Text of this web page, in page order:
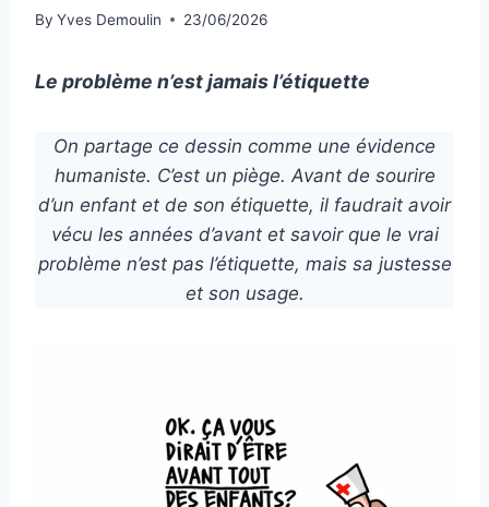
By Yves Demoulin 23/06/2026
Le problème n’est jamais l’étiquette
On partage ce dessin comme une évidence
humaniste. C’est un piège. Avant de sourire
d’un enfant et de son étiquette, il faudrait avoir
vécu les années d’avant et savoir que le vrai
problème n’est pas l’étiquette, mais sa justesse
et son usage.